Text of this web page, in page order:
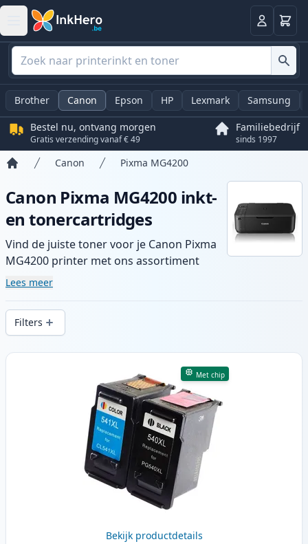
Log in
Brother Canon Epson HP Lexmark Samsung
Bestel nu, ontvang morgen
Gratis verzending vanaf € 49
Familiebedrijf
sinds 1997
Canon Pixma MG4200
Canon Pixma MG4200 inkt-
en tonercartridges
Vind de juiste toner voor je Canon Pixma
MG4200 printer met ons assortiment
compatibele en high-yield cartridges.
snelle levering vanuit lokale voorraad in .
Lees meer
Filters
Producten
Met chip
Bekijk productdetails